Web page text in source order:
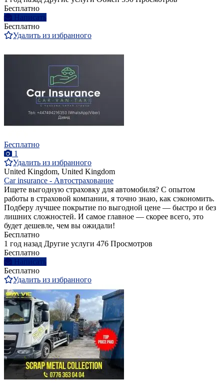
Бесплатно
Написать
Бесплатно
Удалить из избранного
Бесплатно
1
Удалить из избранного
United Kingdom, United Kingdom
Car insurance - Автострахование
Ищете выгодную страховку для автомобиля? С опытом
работы в страховой компании, я точно знаю, как сэкономить.
Подберу лучшее покрытие по выгодной цене — быстро и без
лишних сложностей. И самое главное — скорее всего, это
будет дешевле, чем вы ожидали!
Бесплатно
1 год назад Другие услуги 476 Просмотров
Бесплатно
Написать
Бесплатно
Удалить из избранного